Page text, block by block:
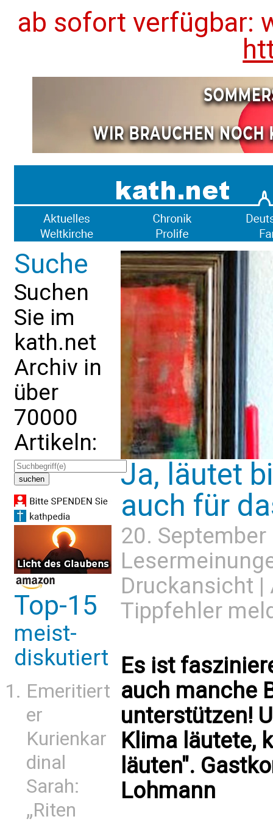
ab sofort verfügbar:
Suche
Suchen
Sie im
kath.net
Archiv in
über
70000
Artikeln:
Top-15
meist-
diskutiert
Emeritiert
er
Kurienkar
dinal
Sarah:
„Riten
Ja, läutet
auch für
20.
Druckansicht |
Tippfehler
Es ist
auch manche
unterstützen!
Klima läutete,
läuten".
Lohmann